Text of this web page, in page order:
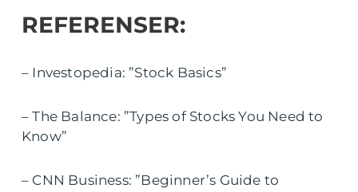
REFERENSER:
– Investopedia: ”Stock Basics”
– The Balance: ”Types of Stocks You Need to
Know”
– CNN Business: ”Beginner’s Guide to